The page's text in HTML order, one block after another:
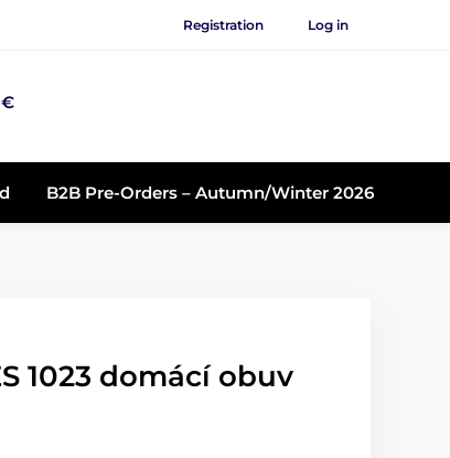
Registration Log in
B2B Pre-Orders – Autumn/Winter 2026
1023 domácí obuv